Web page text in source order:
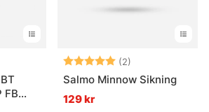
utav 5 stjärnor
FB
Betyg: (2)
Salmo Minnow Sikning
129 kr